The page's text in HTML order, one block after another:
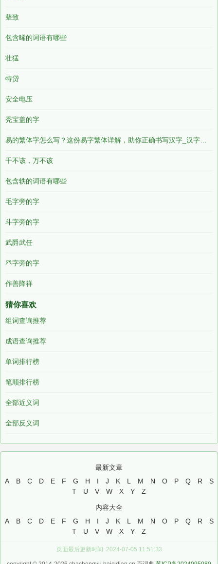
辇致
包含晞的词语有哪些
壮猛
特贷
安全电压
秃宝盖的字
千不该，万不该
包含轶的词语有哪些
毛字旁的字
斗字旁的字
武爵武任
癶字旁的字
作善降祥
猜你喜欢
组词查询推荐
成语查询推荐
单词排行榜
笔顺排行榜
全部近义词
全部反义词
最新文章
A
B C D E F G H I J K L M N O P Q R
S
T
U V W X Y Z
内容大全
A
B C D E F G H I J K L M N O P Q R
S
T
U V W X Y Z
页面最后更新时间: 2024-07-05 11:51:33